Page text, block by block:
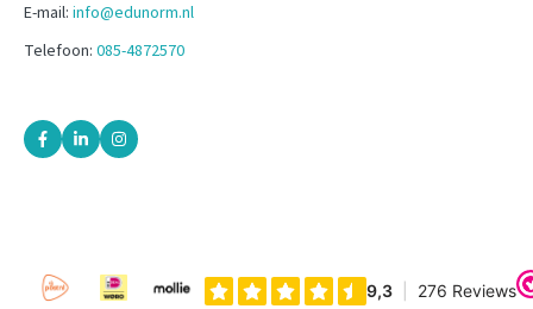
E-mail: info@edunorm.nl
Telefoon: 085-4872570